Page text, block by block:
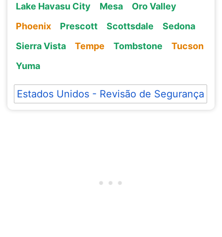
Lake Havasu City
Mesa
Oro Valley
Phoenix
Prescott Scottsdale
Sedona
Sierra Vista
Tempe Tombstone
Tucson
Yuma
Estados Unidos - Revisão de Segurança